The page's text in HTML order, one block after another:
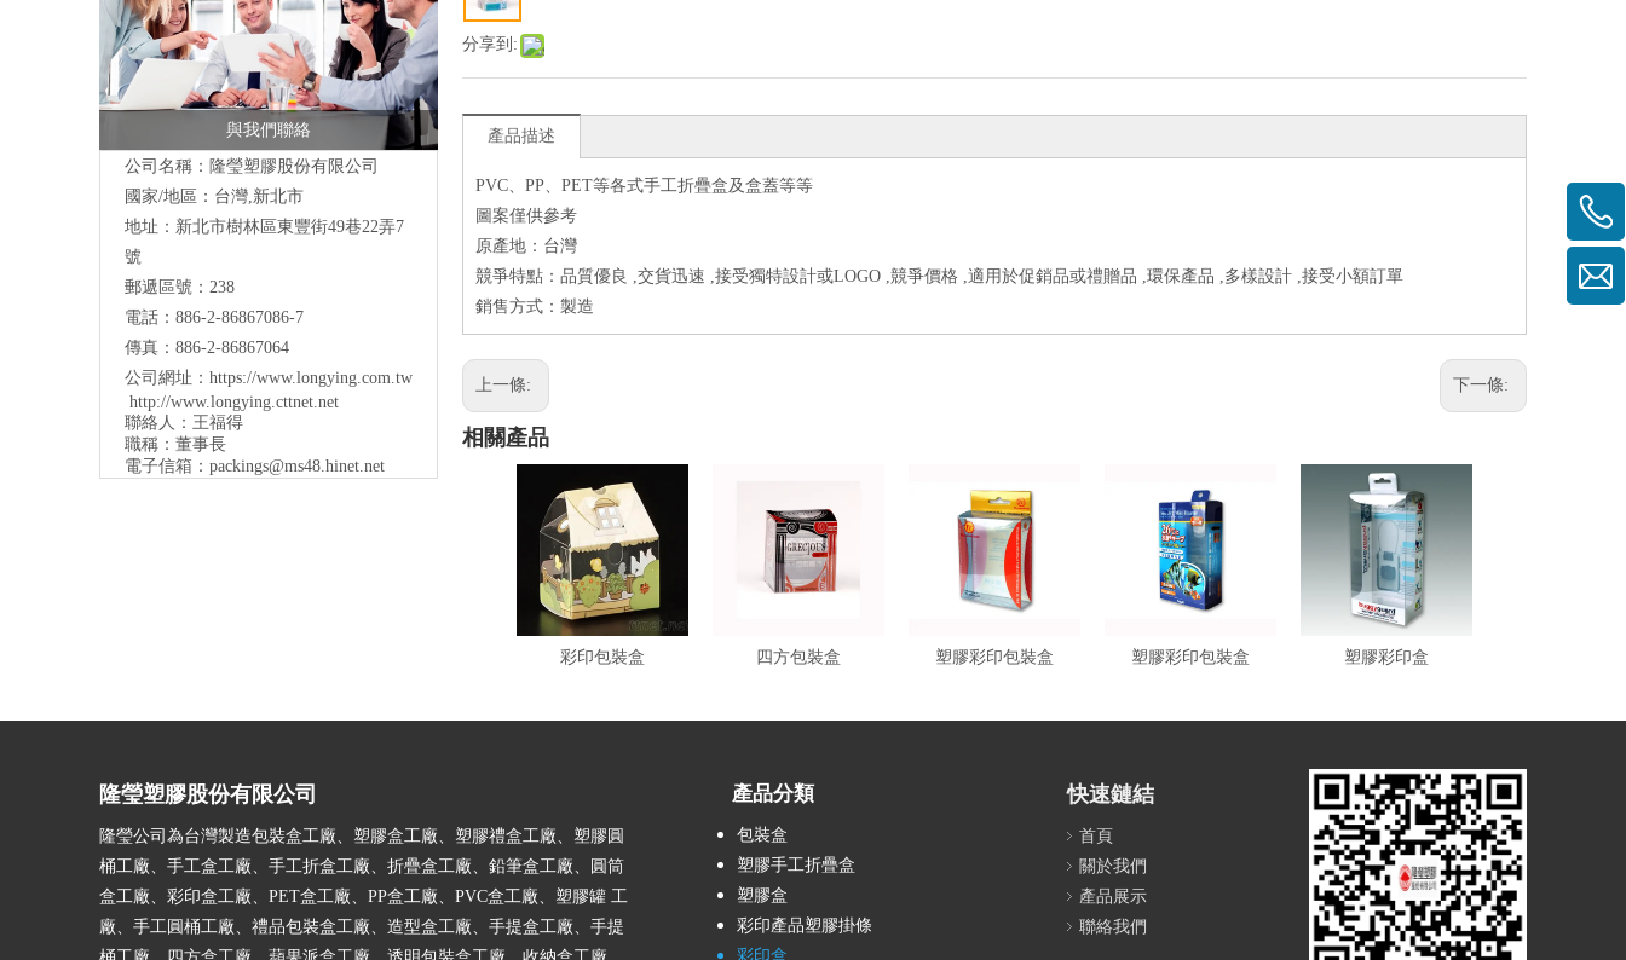
與我們聯絡
公司名稱：隆瑩塑膠股份有限公司
國家/地區：台灣,新北市
地址：新北市樹林區東豐街49巷22弄7
號
郵遞區號：238
電話：886-2-86867086-7
傳真：886-2-86867064
公司網址： https://www.longying.com.tw
http://www.longying.cttnet.net
聯絡人：王福得
職稱： 董事長
電子信箱： packings@ms48.hinet.net
分享到:
產品描述
PVC、PP、PET等各式手工折疊盒及盒蓋等等
圖案僅供參考
原產地：台灣
競爭特點：品質優良 ,交貨迅速 ,接受獨特設計或LOGO ,競爭價格 ,適用於促銷品或禮贈品 ,環保產品 ,多樣設計 ,接受小額訂單
銷售方式：製造
上一條: 下一條:
相關產品
彩印包裝盒 四方包裝盒 塑膠彩印包裝盒 塑膠彩印包裝盒 塑膠彩印盒
隆瑩塑膠股份有限公司
隆瑩公司為台灣製造包裝盒工廠、塑膠盒工廠、塑膠禮盒工廠、塑膠圓
桶工廠、手工盒工廠、手工折盒工廠、折疊盒工廠、鉛筆盒工廠、圓筒
盒工廠、彩印盒工廠、PET盒工廠、PP盒工廠、PVC盒工廠、塑膠罐 工
廠、手工圓桶工廠、禮品包裝盒工廠、造型盒工廠、手提盒工廠、手提
產品分類
包裝盒
塑膠手工折疊盒
塑膠盒
彩印產品塑膠掛條
彩印盒
快速鏈結
首頁
關於我們
產品展示
聯絡我們